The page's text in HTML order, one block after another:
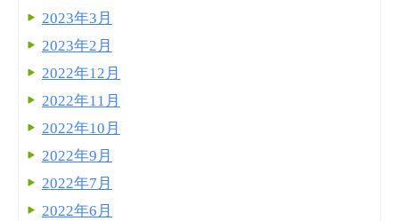
2023年3月
2023年2月
2022年12月
2022年11月
2022年10月
2022年9月
2022年7月
2022年6月